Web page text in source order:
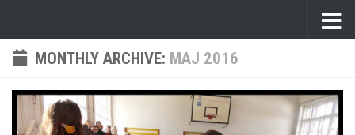
MONTHLY ARCHIVE: МАЈ 2016